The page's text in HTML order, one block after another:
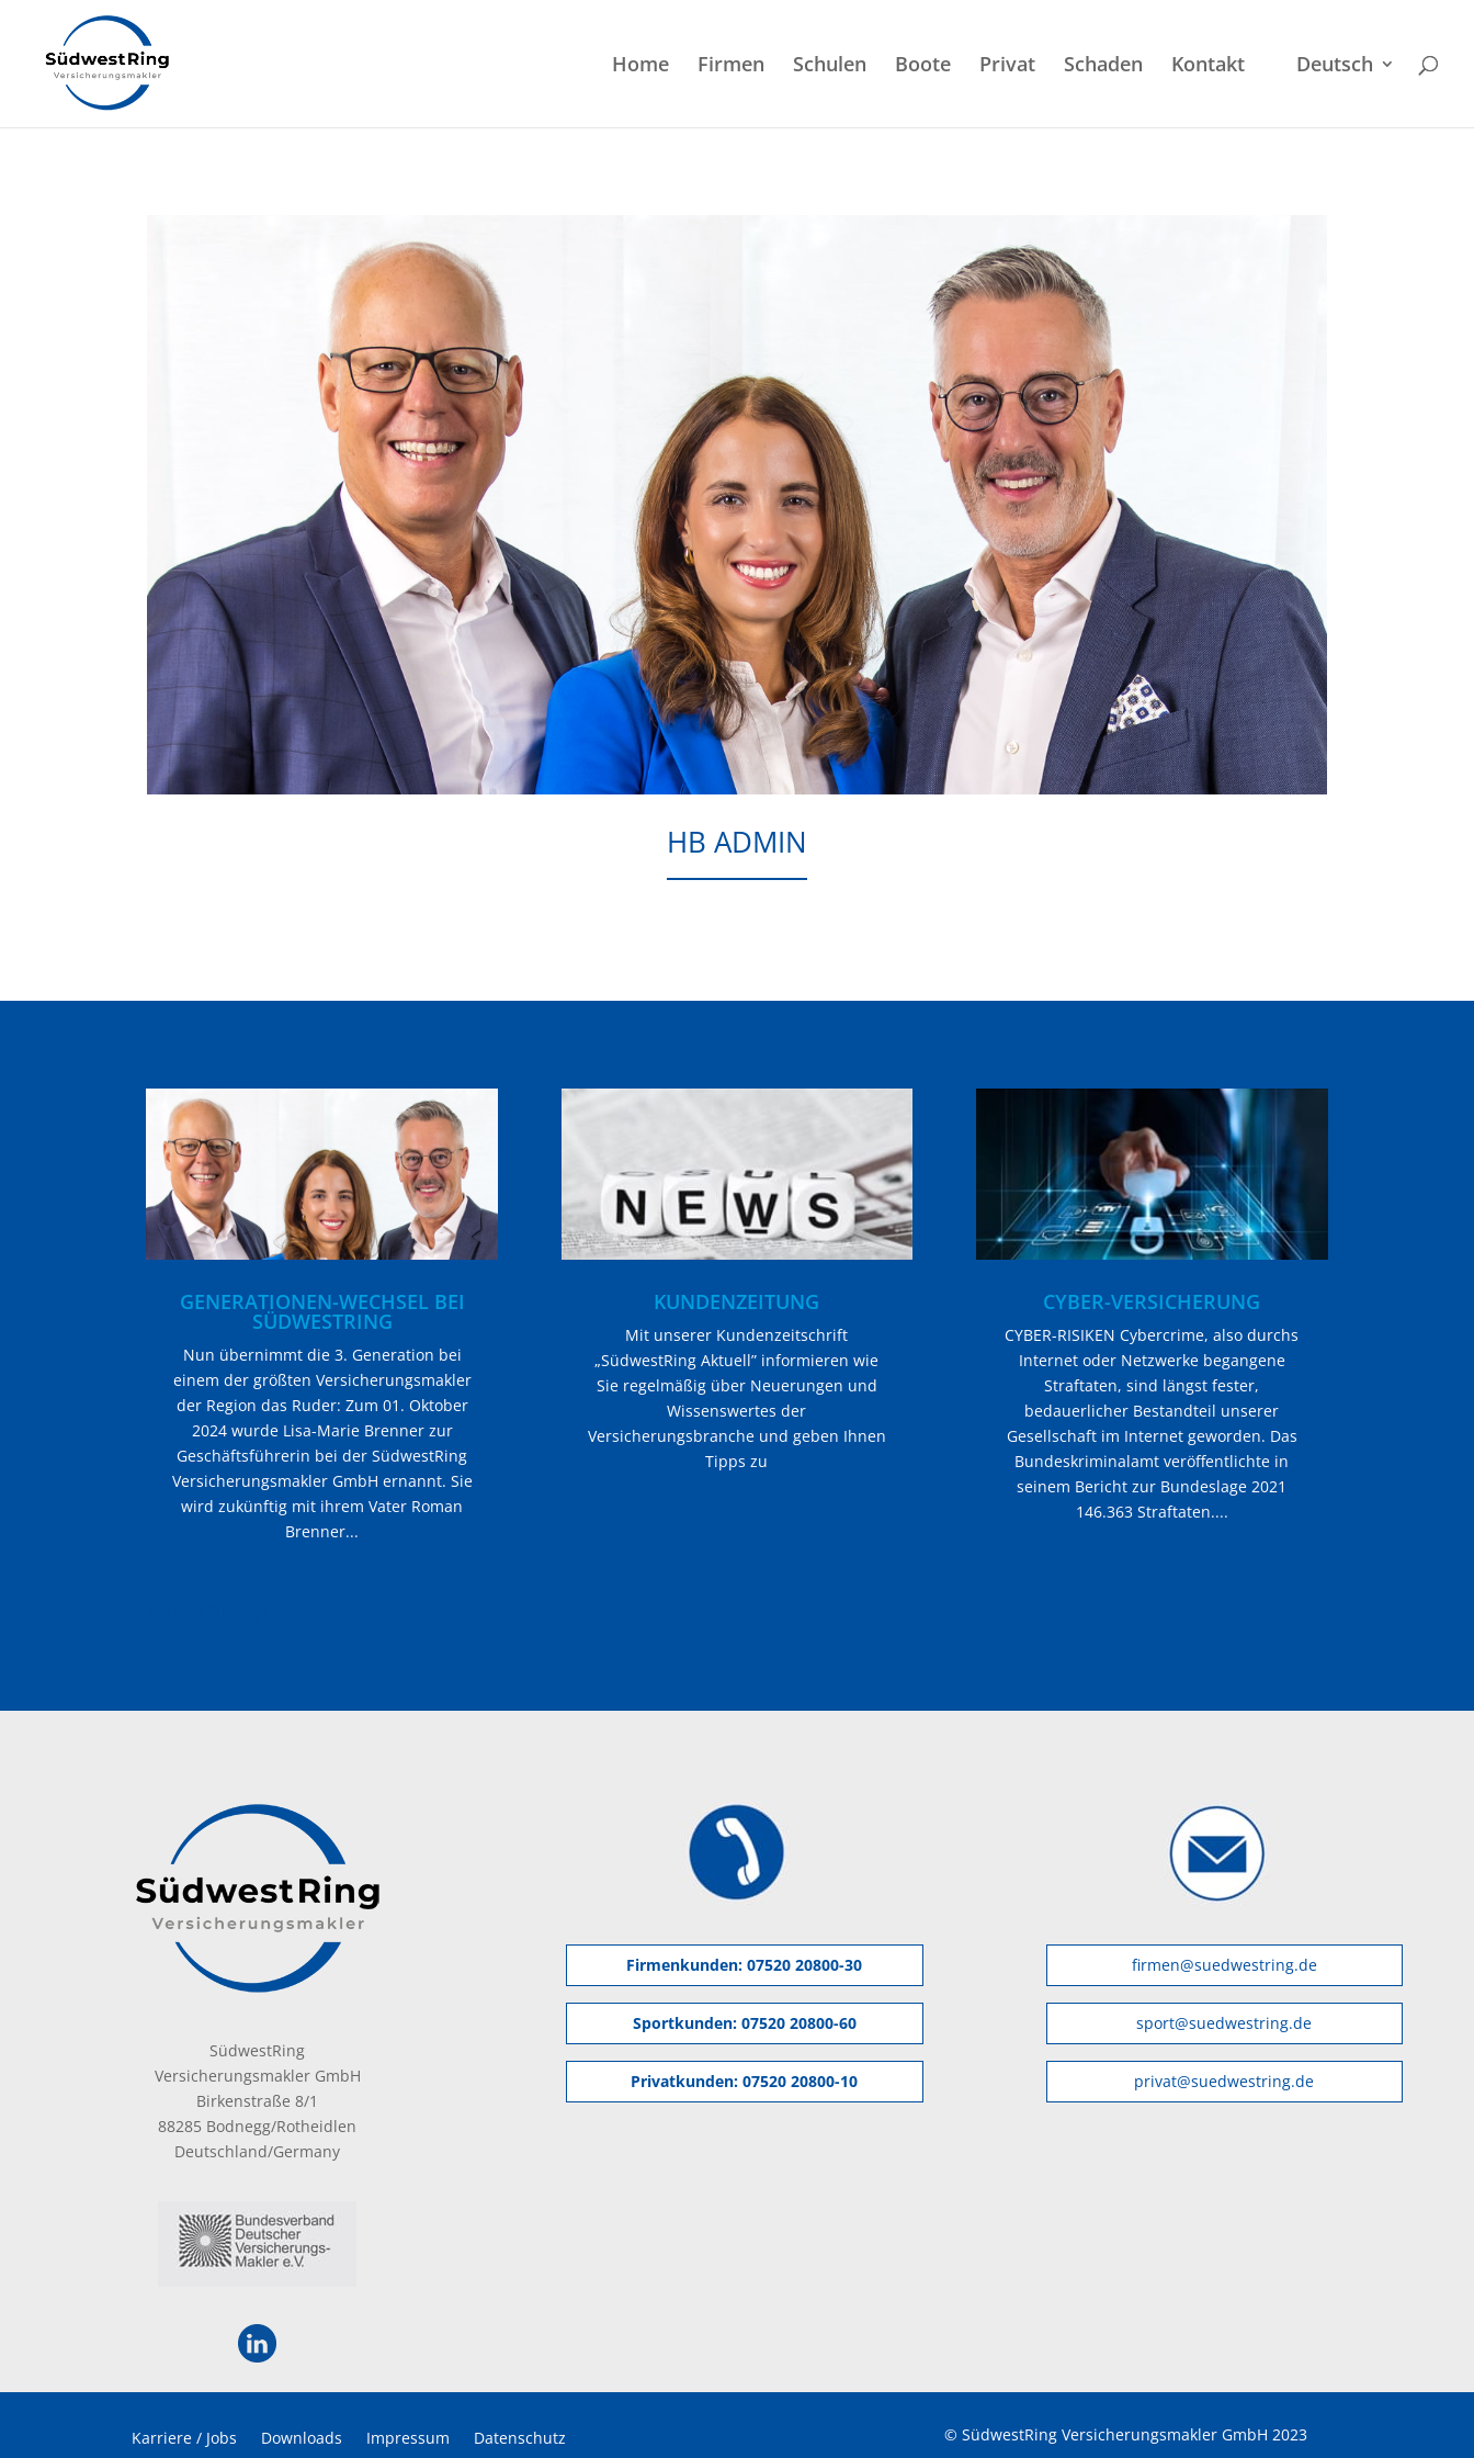
Home Firmen Schulen Boote Privat Schaden Kontakt Deutsch
HB ADMIN
GENERATIONEN-WECHSEL BEI
SÜDWESTRING
Nun übernimmt die 3. Generation bei
einem der größten Versicherungsmakler
der Region das Ruder: Zum 01. Oktober
2024 wurde Lisa-Marie Brenner zur
Geschäftsführerin bei der SüdwestRing
Versicherungsmakler GmbH ernannt. Sie
wird zukünftig mit ihrem Vater Roman
Brenner...
KUNDENZEITUNG
Mit unserer Kundenzeitschrift
„SüdwestRing Aktuell” informieren wie
Sie regelmäßig über Neuerungen und
Wissenswertes der
Versicherungsbranche und geben Ihnen
Tipps zu
CYBER-VERSICHERUNG
CYBER-RISIKEN Cybercrime, also durchs
Internet oder Netzwerke begangene
Straftaten, sind längst fester,
bedauerlicher Bestandteil unserer
Gesellschaft im Internet geworden. Das
Bundeskriminalamt veröffentlichte in
seinem Bericht zur Bundeslage 2021
146.363 Straftaten....
SüdwestRing
Versicherungsmakler GmbH
Birkenstraße 8/1
88285 Bodnegg/Rotheidlen
Deutschland/Germany
Firmenkunden:07520 20800-30
Sportkunden: 07520 20800-60
Privatkunden:07520 20800-10
firmen@suedwestring.de
sport@suedwestring.de
privat@suedwestring.de
Karriere / Jobs Downloads Impressum Datenschutz © SüdwestRing Versicherungsmakler GmbH 2023